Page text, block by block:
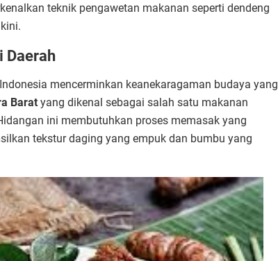
teknik pengawetan makanan seperti dendeng
Daerah
mencerminkan keanekaragaman budaya yang
Barat yang dikenal sebagai salah satu makanan
ini membutuhkan proses memasak yang
tekstur daging yang empuk dan bumbu yang